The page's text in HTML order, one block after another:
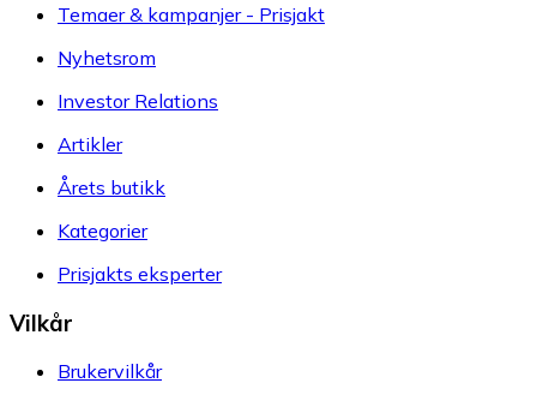
Temaer & kampanjer - Prisjakt
Nyhetsrom
Investor Relations
Artikler
Årets butikk
Kategorier
Prisjakts eksperter
Vilkår
Brukervilkår